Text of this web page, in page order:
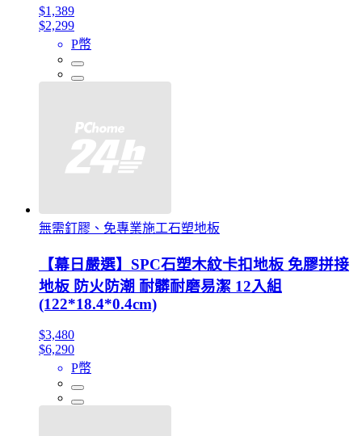
$1,389
$2,299
P幣
無需釘膠、免專業施工石塑地板
【幕日嚴選】SPC石塑木紋卡扣地板 免膠拼接
地板 防火防潮 耐髒耐磨易潔 12入組
(122*18.4*0.4cm)
$3,480
$6,290
P幣